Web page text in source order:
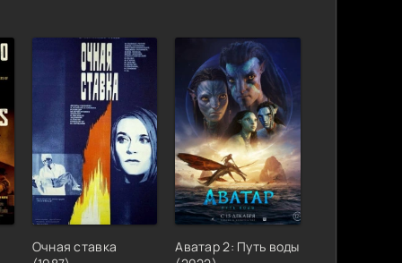
Очная ставка
Аватар 2: Путь воды